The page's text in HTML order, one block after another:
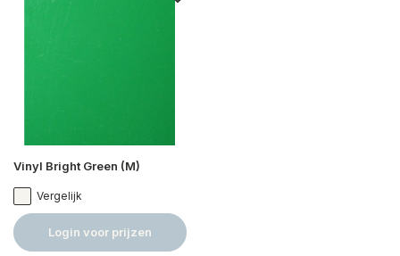
Vinyl Bright Green (M)
Vergelijk
Login voor prijzen